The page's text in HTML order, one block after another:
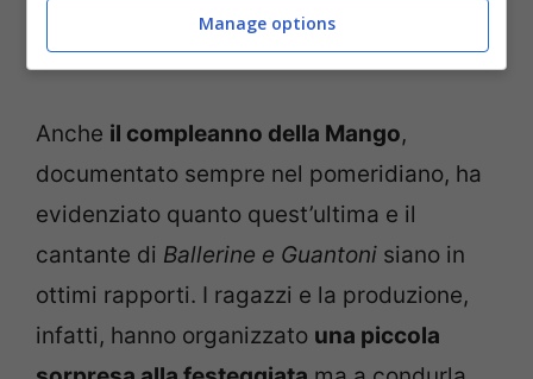
e condividono la loro arte
diversi momenti di relax.
Anche il compleanno della Mango,
documentato sempre nel pomeridiano, ha
evidenziato quanto quest’ultima e il
cantante di Ballerine e Guantoni siano in
ottimi rapporti. I ragazzi e la produzione,
infatti, hanno organizzato una piccola
Manage options